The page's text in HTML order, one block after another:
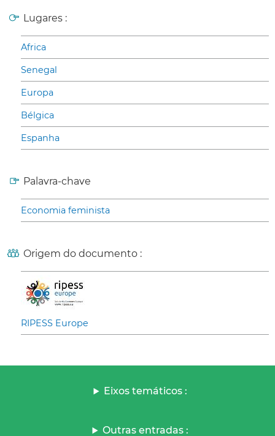
Lugares :
Africa
Senegal
Europa
Bélgica
Espanha
Palavra-chave
Economia feminista
Origem do documento :
RIPESS Europe
Eixos temáticos :
Outras entradas :